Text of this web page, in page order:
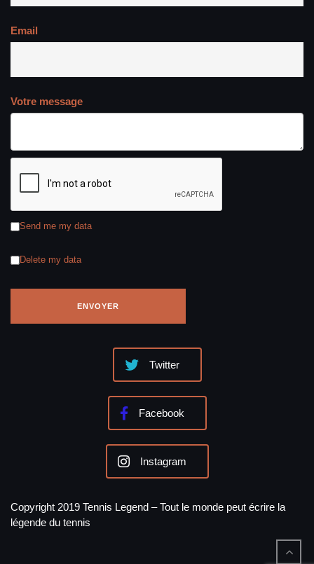
Email
Votre message
Send me my data
Delete my data
Twitter
Facebook
Instagram
Copyright 2019 Tennis Legend – Tout le monde peut écrire la
légende du tennis